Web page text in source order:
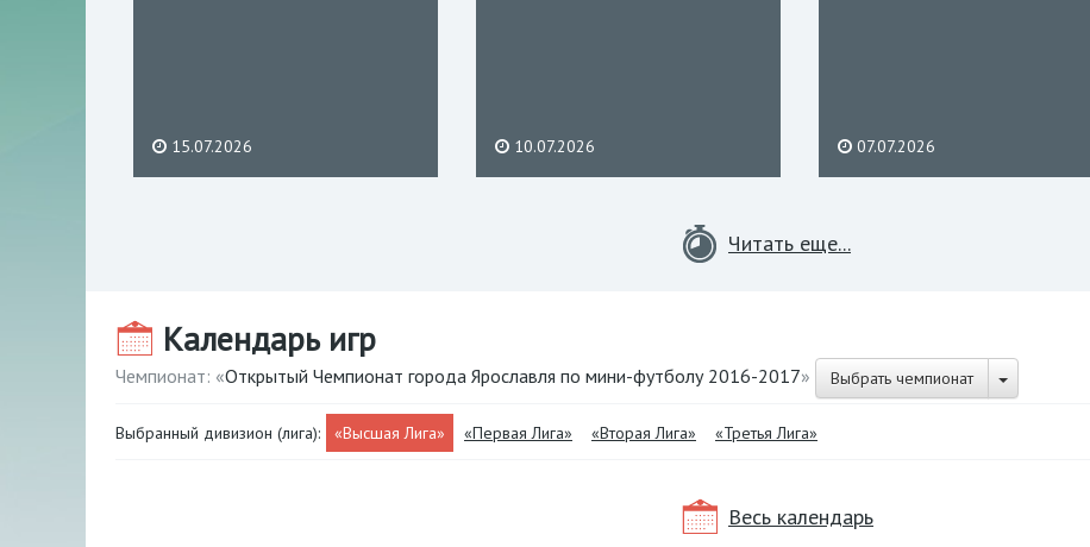
15.07.2026 10.07.2026 07.07.2026
Читать еще...
Календарь игр
Чемпионат: «Открытый Чемпионат города Ярославля по мини-футболу 2016-2017» Выбрать чемпионат
Выбранный дивизион (лига): «Высшая Лига» «Первая Лига» «Вторая Лига» «Третья Лига»
Весь календарь